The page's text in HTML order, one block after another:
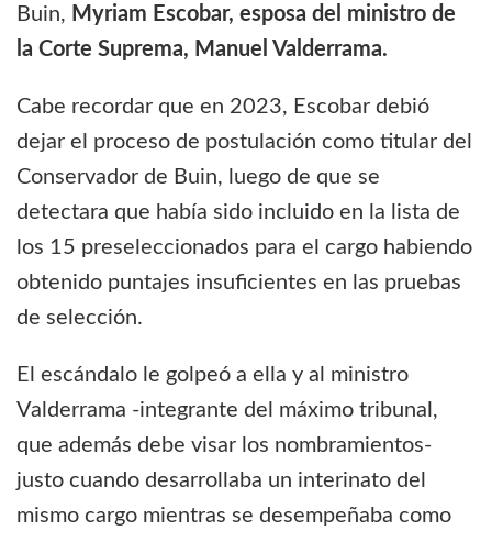
Buin, Myriam Escobar, esposa del ministro de
la Corte Suprema, Manuel Valderrama.
Cabe recordar que en 2023, Escobar debió
dejar el proceso de postulación como titular del
Conservador de Buin, luego de que se
detectara que había sido incluido en la lista de
los 15 preseleccionados para el cargo habiendo
obtenido puntajes insuficientes en las pruebas
de selección.
El escándalo le golpeó a ella y al ministro
Valderrama -integrante del máximo tribunal,
que además debe visar los nombramientos-
justo cuando desarrollaba un interinato del
mismo cargo mientras se desempeñaba como